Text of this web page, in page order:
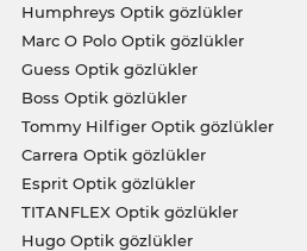
Humphreys Optik gözlükler
Marc O Polo Optik gözlükler
Guess Optik gözlükler
Boss Optik gözlükler
Tommy Hilfiger Optik gözlükler
Carrera Optik gözlükler
Esprit Optik gözlükler
TITANFLEX Optik gözlükler
Hugo Optik gözlükler